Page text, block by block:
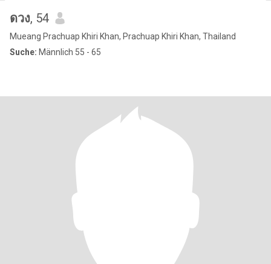
ดวง, 54
Mueang Prachuap Khiri Khan, Prachuap Khiri Khan, Thailand
Suche: Männlich 55 - 65